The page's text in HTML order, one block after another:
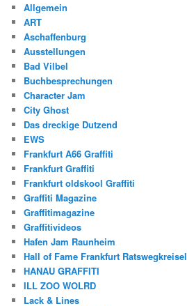
Allgemein
ART
Aschaffenburg
Ausstellungen
Bad Vilbel
Buchbesprechungen
Character Jam
City Ghost
Das dreckige Dutzend
EWS
Frankfurt A66 Graffiti
Frankfurt Graffiti
Frankfurt oldskool Graffiti
Graffiti Magazine
Graffitimagazine
Graffitivideos
Hafen Jam Raunheim
Hall of Fame Frankfurt Ratswegkreisel
HANAU GRAFFITI
ILL ZOO WOLRD
Lack & Lines